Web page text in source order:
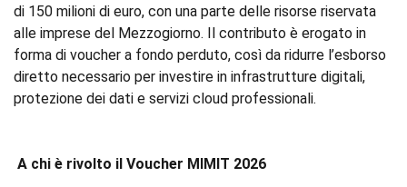
di 150 milioni di euro, con una parte delle risorse riservata
alle imprese del Mezzogiorno. Il contributo è erogato in
forma di voucher a fondo perduto, così da ridurre l’esborso
diretto necessario per investire in infrastrutture digitali,
protezione dei dati e servizi cloud professionali.
A chi è rivolto il Voucher MIMIT 2026